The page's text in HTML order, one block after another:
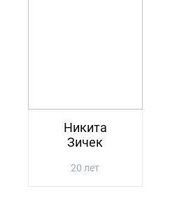
Никита
Зичек
20 лет